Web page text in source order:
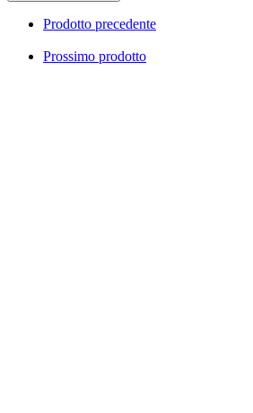
Prodotto precedente
Prossimo prodotto